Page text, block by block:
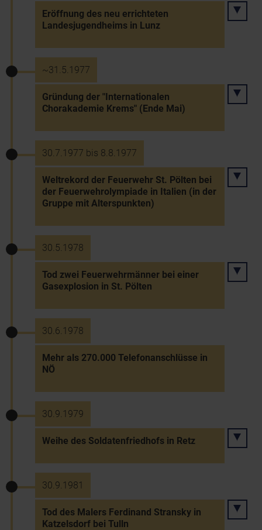
Eröffnung des neu errichteten
Landesjugendheims in Lunz
~31.5.1977
Gründung der "Internationalen
Chorakademie Krems" (Ende Mai)
30.7.1977 bis 8.8.1977
Weltrekord der Feuerwehr St. Pölten bei
der Feuerwehrolympiade in Italien (in der
Gruppe mit Alterspunkten)
30.5.1978
Tod zwei Feuerwehrmänner bei einer
Gasexplosion in St. Pölten
30.6.1978
Mehr als 270.000 Telefonanschlüsse in
NÖ
30.9.1979
Weihe des Soldatenfriedhofs in Retz
30.9.1981
Tod des Malers Ferdinand Stransky in
Katzelsdorf bei Tulln